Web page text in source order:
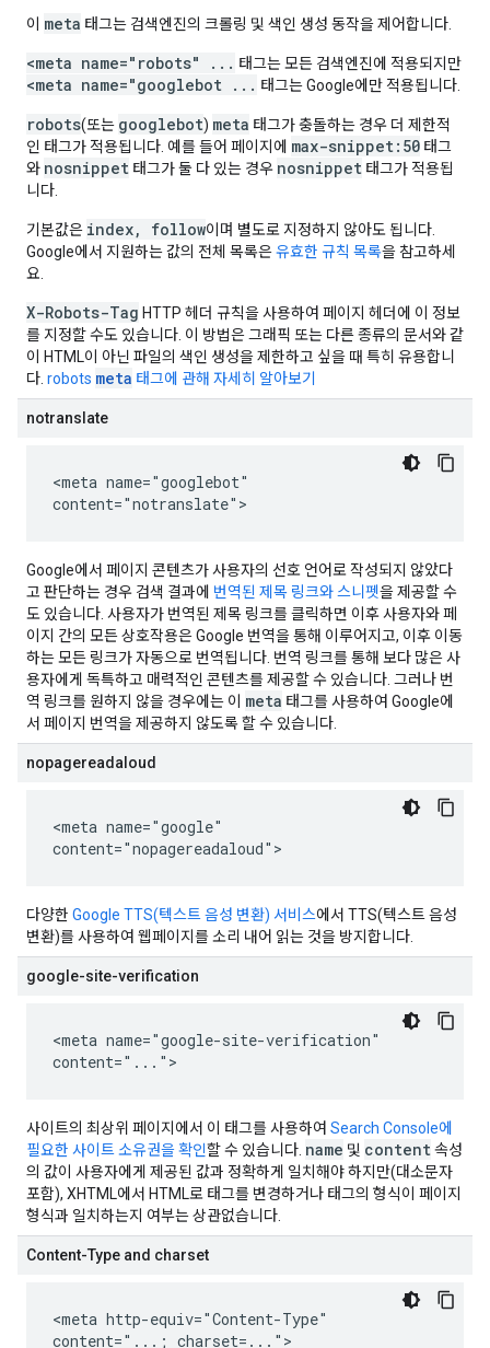
이 meta 태그는 검색엔진의 크롤링 및 색인 생성 동작을 제어합니다.
<meta name="robots" ... 태그는 모든 검색엔진에 적용되지만
<meta name="googlebot ... 태그는 Google에만 적용됩니다.
robots(또는 googlebot) meta 태그가 충돌하는 경우 더 제한적
인 태그가 적용됩니다. 예를 들어 페이지에 max-snippet:50 태그
와 nosnippet 태그가 둘 다 있는 경우 nosnippet 태그가 적용됩
니다.
기본값은 index, follow이며 별도로 지정하지 않아도 됩니다.
Google에서 지원하는 값의 전체 목록은유효한 규칙 목록을 참고하세
요.
X-Robots-Tag HTTP 헤더 규칙을 사용하여 페이지 헤더에 이 정보
를 지정할 수도 있습니다. 이 방법은 그래픽 또는 다른 종류의 문서와 같
이 HTML이 아닌 파일의 색인 생성을 제한하고 싶을 때 특히 유용합니
다. robots meta 태그에 관해 자세히 알아보기
notranslate
<meta name="googlebot"
content="notranslate">
Google에서 페이지 콘텐츠가 사용자의 선호 언어로 작성되지 않았다
고 판단하는 경우 검색 결과에 번역된 제목 링크와 스니펫을 제공할 수
도 있습니다. 사용자가 번역된 제목 링크를 클릭하면 이후 사용자와 페
이지 간의 모든 상호작용은 Google 번역을 통해 이루어지고, 이후 이동
하는 모든 링크가 자동으로 번역됩니다. 번역 링크를 통해 보다 많은 사
용자에게 독특하고 매력적인 콘텐츠를 제공할 수 있습니다. 그러나 번
역 링크를 원하지 않을 경우에는 이 meta 태그를 사용하여 Google에
서 페이지 번역을 제공하지 않도록 할 수 있습니다.
nopagereadaloud
<meta name="google"
content="nopagereadaloud">
다양한 Google TTS(텍스트 음성 변환) 서비스에서 TTS(텍스트 음성
변환)를 사용하여 웹페이지를 소리 내어 읽는 것을 방지합니다.
google-site-verification
<meta name="google-site-verification"
content="...">
사이트의 최상위 페이지에서 이 태그를 사용하여 Search Console에
필요한 사이트 소유권을 확인할 수 있습니다. name 및 content속성
의 값이 사용자에게 제공된 값과 정확하게 일치해야 하지만(대소문자
포함), XHTML에서 HTML로 태그를 변경하거나 태그의 형식이 페이지
형식과 일치하는지 여부는 상관없습니다.
Content-Type and charset
<meta http-equiv="Content-Type"
content="...; charset=...">